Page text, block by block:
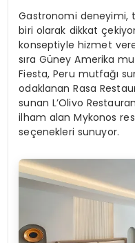
Gastronomi deneyimi,
biri olarak dikkat
konseptiyle hizmet
sıra Güney Amerika
Fiesta, Peru mutfağı
odaklanan Rasa
sunan L’Olivo
ilham alan Mykonos
seçenekleri sunuyor.